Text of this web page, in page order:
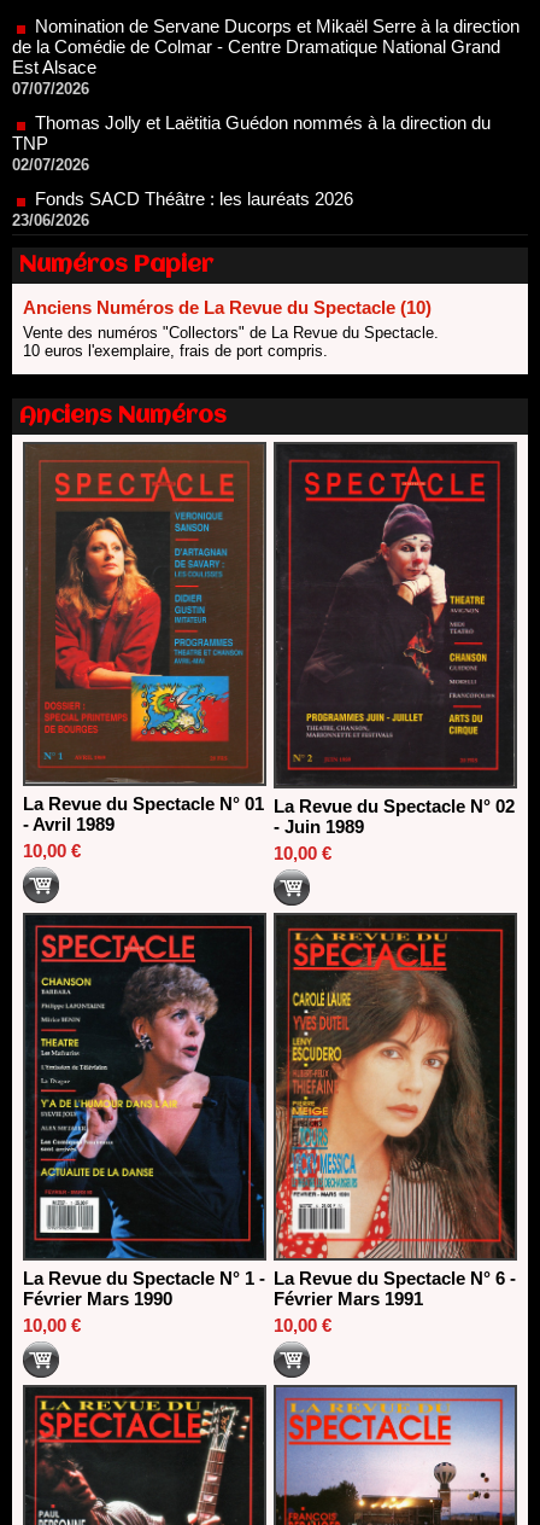
07/07/2026
Thomas Jolly et Laëtitia Guédon nommés à la direction du
TNP
Fonds SACD Théâtre : les lauréats 2026
23/06/2026
Dispositif ARTCENA Écrire pour le cirque, les lauréats 2026 !
20/06/2026
Le palmarès des prix SACD 2026
18/06/2026
Les 10 lauréats du Fonds Grandes Formes Théâtre 2026
SACD
13/06/2026
direction du Théâtre de Gennevilliers - CDN
13/06/2026
Dispositif SACD Auteurs d'espaces : les lauréats 2026
18/03/2026
Numéros Papier
Anciens Numéros de La Revue du Spectacle (10)
Vente des numéros "Collectors" de La Revue du Spectacle.
10 euros l'exemplaire, frais de port compris.
Anciens Numéros
La Revue du Spectacle N° 01
- Avril 1989
10,00 €
La Revue du Spectacle N° 02
- Juin 1989
10,00 €
La Revue du Spectacle N° 1 -
Février Mars 1990
10,00 €
La Revue du Spectacle N° 6 -
Février Mars 1991
10,00 €